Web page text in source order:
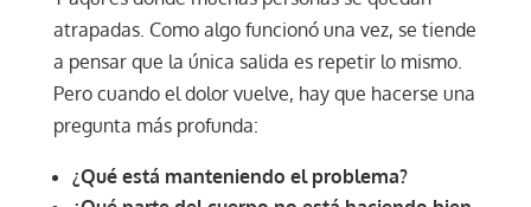
atrapadas. Como algo funcionó una vez, se tiende
a pensar que la única salida es repetir lo mismo.
Pero cuando el dolor vuelve, hay que hacerse una
pregunta más profunda:
¿Qué está manteniendo el problema?